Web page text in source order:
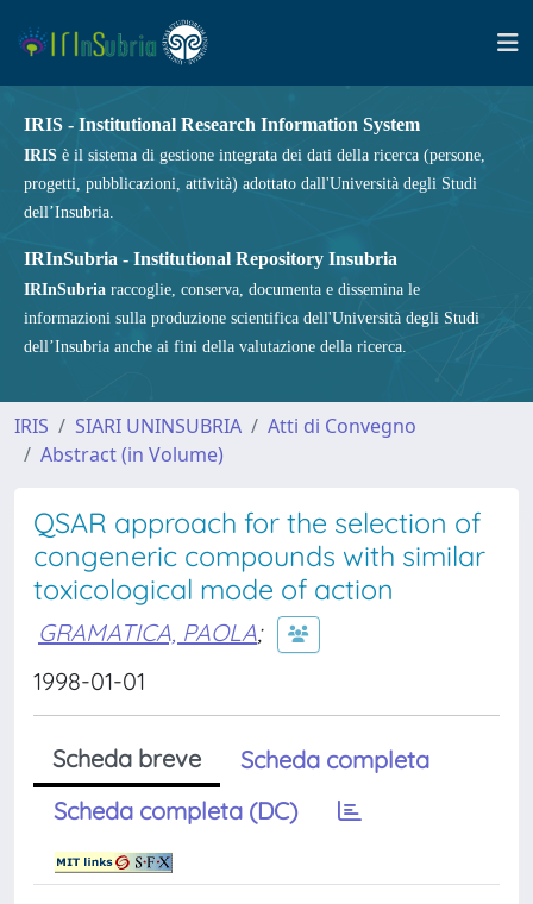
IRIS - Institutional Research Information System
IRIS è il sistema di gestione integrata dei dati della ricerca (persone,
progetti, pubblicazioni, attività) adottato dall'Università degli Studi
dell’Insubria.
IRInSubria - Institutional Repository Insubria
IRInSubria raccoglie, conserva, documenta e dissemina le
informazioni sulla produzione scientifica dell'Università degli Studi
dell’Insubria anche ai fini della valutazione della ricerca.
IRIS SIARI UNINSUBRIA
Atti di Convegno
Abstract (in Volume)
QSAR approach for the selection of
congeneric compounds with similar
toxicological mode of action
GRAMATICA, PAOLA;
1998-01-01
Scheda breve
Scheda completa
Scheda completa (DC)